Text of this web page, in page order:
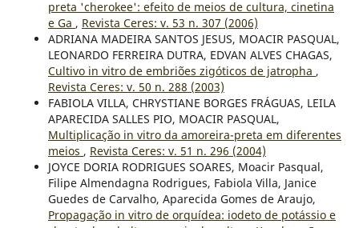
preta 'cherokee': efeito de meios de cultura, cinetina
e Ga , Revista Ceres: v. 53 n. 307 (2006)
ADRIANA MADEIRA SANTOS JESUS, MOACIR PASQUAL,
LEONARDO FERREIRA DUTRA, EDVAN ALVES CHAGAS,
Cultivo in vitro de embriões zigóticos de jatropha ,
Revista Ceres: v. 50 n. 288 (2003)
FABIOLA VILLA, CHRYSTIANE BORGES FRÁGUAS, LEILA
APARECIDA SALLES PIO, MOACIR PASQUAL,
Multiplicação in vitro da amoreira-preta em diferentes
meios , Revista Ceres: v. 51 n. 296 (2004)
JOYCE DORIA RODRIGUES SOARES, Moacir Pasqual,
Filipe Almendagna Rodrigues, Fabiola Villa, Janice
Guedes de Carvalho, Aparecida Gomes de Araujo,
Propagação in vitro de orquídea: iodeto de potássio e